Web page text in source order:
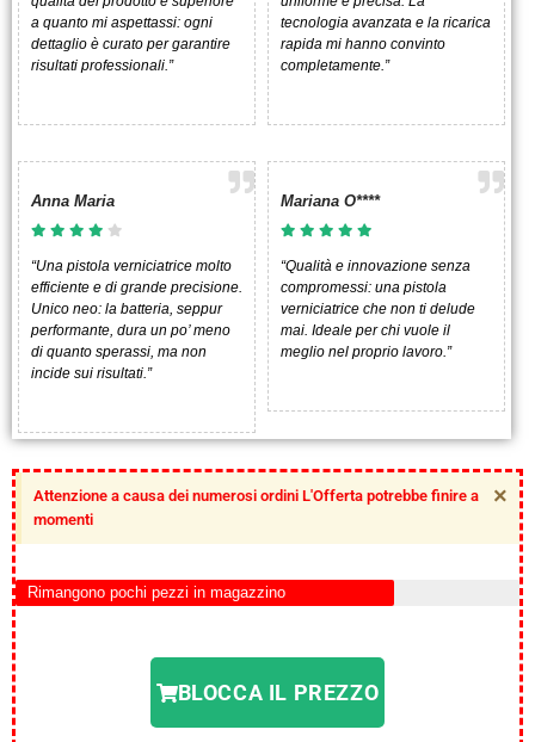
a quanto mi aspettassi: ogni
dettaglio è curato per garantire
risultati professionali.”
Anna Maria
“Una pistola verniciatrice molto
efficiente e di grande precisione.
Unico neo: la batteria, seppur
performante, dura un po’ meno
di quanto sperassi, ma non
incide sui risultati.”
tecnologia avanzata e la ricarica
rapida mi hanno convinto
completamente.”
Mariana O****
“Qualità e innovazione senza
compromessi: una pistola
verniciatrice che non ti delude
mai. Ideale per chi vuole il
meglio nel proprio lavoro.”
Attenzione a causa dei numerosi ordini L'Offerta potrebbe finire a
momenti
×
Rimangono pochi pezzi in magazzino
BLOCCA IL PREZZO